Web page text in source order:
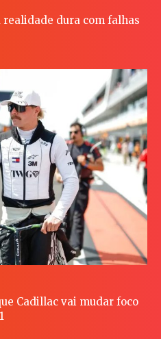
dura com falhas
Cadillac vai mudar foco